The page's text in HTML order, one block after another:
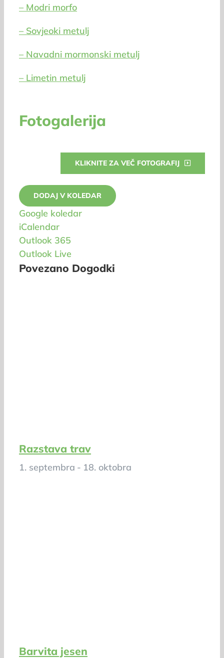
– Modri morfo
– Sovjeoki metulj
– Navadni mormonski metulj
– Limetin metulj
Fotogalerija
KLIKNITE ZA VEČ FOTOGRAFIJ
DODAJ V KOLEDAR
Google koledar
iCalendar
Outlook 365
Outlook Live
Povezano Dogodki
Razstava trav
1. septembra - 18. oktobra
Barvita jesen